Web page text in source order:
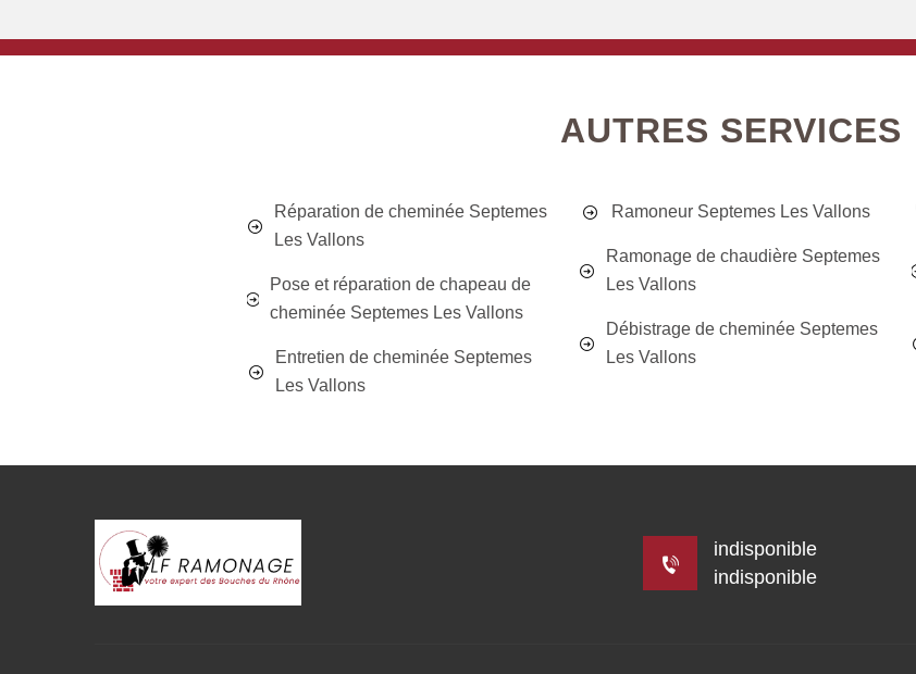
AUTRES SERVICES
Réparation de cheminée Septemes
Les Vallons
Pose et réparation de chapeau de
cheminée Septemes Les Vallons
Entretien de cheminée Septemes
Les Vallons
Ramoneur Septemes Les Vallons
Ramonage de chaudière Septemes
Les Vallons
Débistrage de cheminée Septemes
Les Vallons
indisponible
indisponible